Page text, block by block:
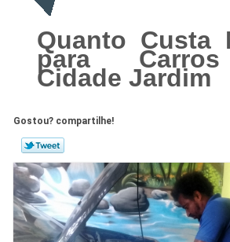
Quanto Custa
para
Cidade Jardim
Gostou? compartilhe!